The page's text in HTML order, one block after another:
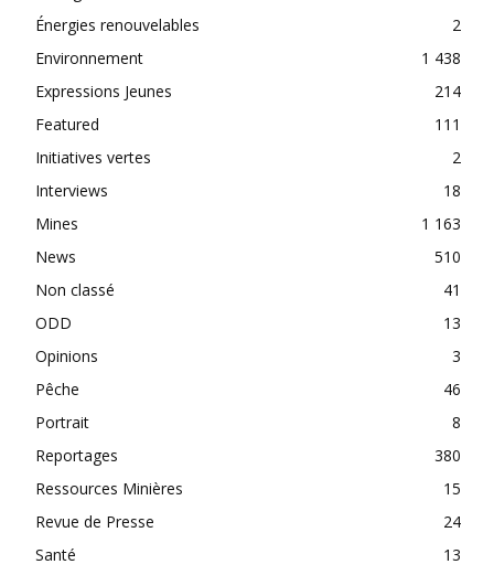
Énergies renouvelables
2
Environnement
1 438
Expressions Jeunes
214
Featured
111
Initiatives vertes
2
Interviews
18
Mines
1 163
News
510
Non classé
41
ODD
13
Opinions
3
Pêche
46
Portrait
8
Reportages
380
Ressources Minières
15
Revue de Presse
24
Santé
13